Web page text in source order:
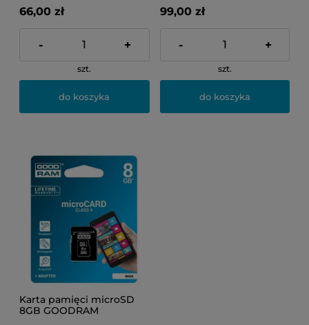
66,00 zł
- +
szt.
do koszyka
99,00 zł
- +
szt.
do koszyka
Karta pamięci microSD
8GB GOODRAM